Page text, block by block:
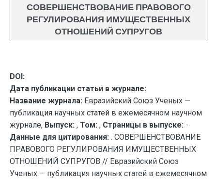
СОВЕРШЕНСТВОВАНИЕ ПРАВОВОГО
РЕГУЛИРОВАНИЯ ИМУЩЕСТВЕННЫХ
ОТНОШЕНИЙ СУПРУГОВ
DOI:
Дата публикации статьи в журнале:
Название журнала: Евразийский Союз Ученых —
публикация научных статей в ежемесячном научном
журнале, Выпуск: , Том: , Страницы в выпуске: -
Данные для цитирования: . СОВЕРШЕНСТВОВАНИЕ
ПРАВОВОГО РЕГУЛИРОВАНИЯ ИМУЩЕСТВЕННЫХ
ОТНОШЕНИЙ СУПРУГОВ // Евразийский Союз
Ученых — публикация научных статей в ежемесячном